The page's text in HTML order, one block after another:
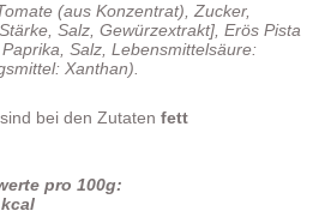
(aus Konzentrat), Zucker,
Salz, Gewürzextrakt], Erös Pista
Salz, Lebensmittelsäure:
Xanthan).
sind bei den Zutaten fett
pro 100g: